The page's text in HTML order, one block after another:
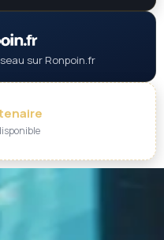
sur Ronpoin.fr